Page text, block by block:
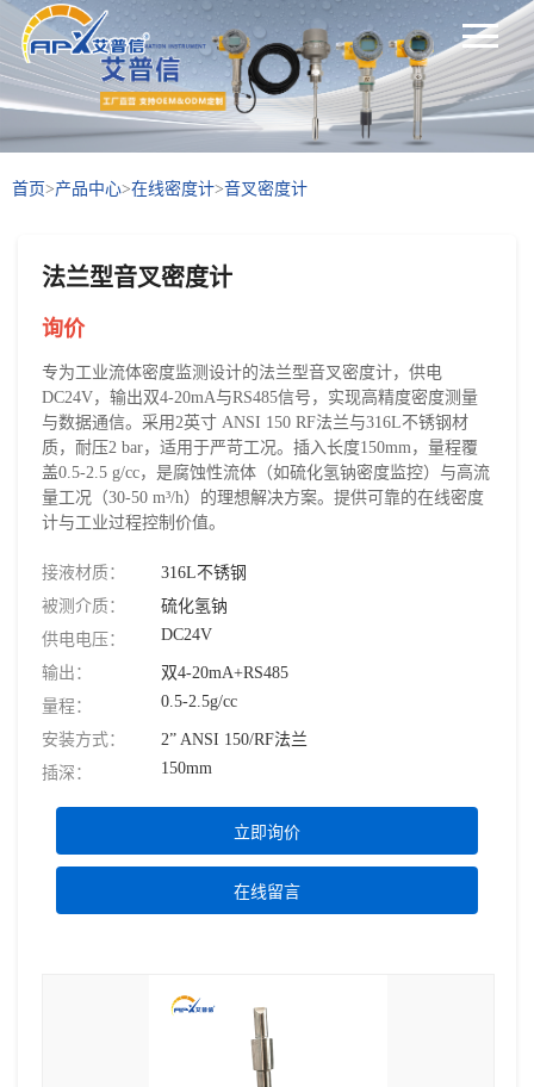
首页>产品中心>在线密度计>音叉密度计
法兰型音叉密度计
询价
专为工业流体密度监测设计的法兰型音叉密度计，供电
DC24V，输出双4-20mA与RS485信号，实现高精度密度测量
与数据通信。采用2英寸 ANSI 150 RF法兰与316L不锈钢材
质，耐压2 bar，适用于严苛工况。插入长度150mm，量程覆
盖0.5-2.5 g/cc，是腐蚀性流体（如硫化氢钠密度监控）与高流
量工况（30-50 m³/h）的理想解决方案。提供可靠的在线密度
计与工业过程控制价值。
接液材质：
316L不锈钢
被测介质：
硫化氢钠
供电电压：
DC24V
输出：
双4-20mA+RS485
量程：
0.5-2.5g/cc
安装方式：
2” ANSI 150/RF法兰
插深：
150mm
立即询价
在线留言